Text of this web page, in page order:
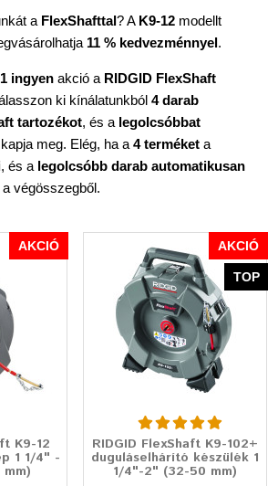
a FlexShafttal? A K9-12 modellt
11 % kedvezménnyel.
ingyen akció a RIDGID FlexShaft
ki kínálatunkból 4 darab
tartozékot, és a legolcsóbbat
kapja meg. Elég, ha a 4 terméket a
, és a legolcsóbb darab automatikusan
a végösszegből.
AKCIÓ
K9-12
1 1/4" -
AKCIÓ
TOP
RIDGID FlexShaft K9-102+
duguláselhárító készülék 1
1/4"-2" (32-50 mm)